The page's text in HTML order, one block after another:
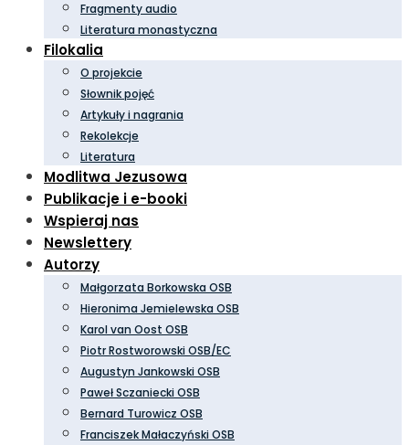
Fragmenty audio
Literatura monastyczna
Filokalia
O projekcie
Słownik pojęć
Artykuły i nagrania
Rekolekcje
Literatura
Modlitwa Jezusowa
Publikacje i e-booki
Wspieraj nas
Newslettery
Autorzy
Małgorzata Borkowska OSB
Hieronima Jemielewska OSB
Karol van Oost OSB
Piotr Rostworowski OSB/EC
Augustyn Jankowski OSB
Paweł Sczaniecki OSB
Bernard Turowicz OSB
Franciszek Małaczyński OSB